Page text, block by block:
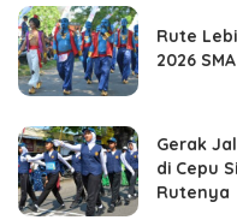
Rute
2026
Gerak
di Cepu
Rutenya